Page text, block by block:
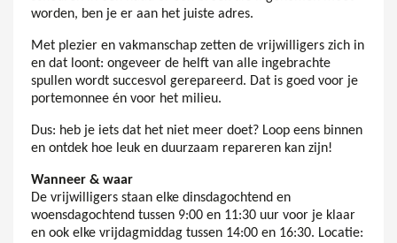
worden, ben je er aan het juiste adres.
Met plezier en vakmanschap zetten de vrijwilligers zich in
en dat loont: ongeveer de helft van alle ingebrachte
spullen wordt succesvol gerepareerd. Dat is goed voor je
portemonnee én voor het milieu.
Dus: heb je iets dat het niet meer doet? Loop eens binnen
en ontdek hoe leuk en duurzaam repareren kan zijn!
Wanneer & waar
De vrijwilligers staan elke dinsdagochtend en
woensdagochtend tussen 9:00 en 11:30 uur voor je klaar
en ook elke vrijdagmiddag tussen 14:00 en 16:30. Locatie: